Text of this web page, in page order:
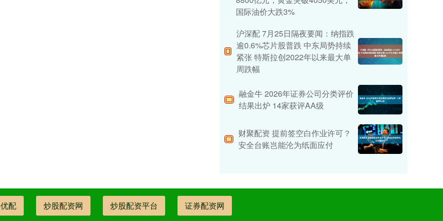
国际油价大跌3%
沪深配 7月25日隔夜要闻：纳指跌
逾0.6%芯片股普跌 中东局势持续
紧张 特斯拉创2022年以来最大单
周跌幅
融金牛 2026年证券公司分类评价
结果出炉 14家获评AA级
财聚配资 提前签空白作业许可？
安全台账岂能沦为纸面应付
配 炒股配资网 炒股配资平台 证券配资网